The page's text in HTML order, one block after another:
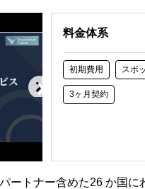
料金体系
初期費用 スポ
3ヶ月契約
ートナー含めた26 か国